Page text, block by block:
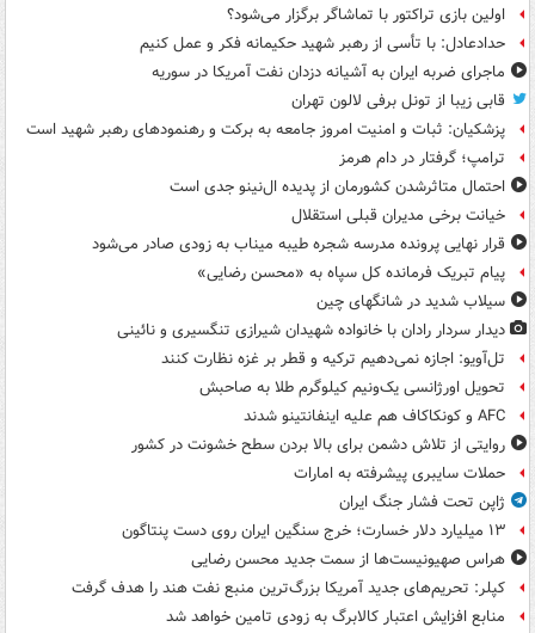
اولین بازی تراکتور با تماشاگر برگزار می‌شود؟
حدادعادل: با تأسی از رهبر شهید حکیمانه فکر و عمل کنیم
ماجرای ضربه ایران به آشیانه دزدان نفت آمریکا در سوریه
قابی زیبا از تونل برفی لالون تهران
پزشکیان: ثبات و امنیت امروز جامعه به برکت و رهنمودهای رهبر شهید است
ترامپ؛ گرفتار در دام هرمز
احتمال متاثرشدن کشورمان از پدیده ال‌نینو جدی است
خیانت برخی مدیران قبلی استقلال
قرار نهایی پرونده مدرسه شجره طیبه میناب به زودی صادر می‌شود
پیام تبریک فرمانده کل سپاه به «محسن رضایی»
سیلاب شدید در شانگهای چین
دیدار سردار رادان با خانواده‌ شهیدان شیرازی تنگسیری و نائینی
تل‌آویو: اجازه نمی‌دهیم ترکیه و قطر بر غزه نظارت کنند
تحویل اورژانسی یک‌ونیم کیلوگرم طلا به صاحبش
AFC و کونکاکاف هم علیه اینفانتینو شدند
روایتی از تلاش دشمن برای بالا بردن سطح خشونت در کشور
حملات سایبری پیشرفته به امارات
ژاپن تحت فشار جنگ ایران
۱۳ میلیارد دلار خسارت؛ خرج سنگین ایران روی دست پنتاگون
هراس صهیونیست‌ها از سمت جدید محسن رضایی
کپلر: تحریم‌های جدید آمریکا بزرگ‌ترین منبع نفت هند را هدف گرفت
منابع افزایش اعتبار کالابرگ به زودی تامین خواهد شد